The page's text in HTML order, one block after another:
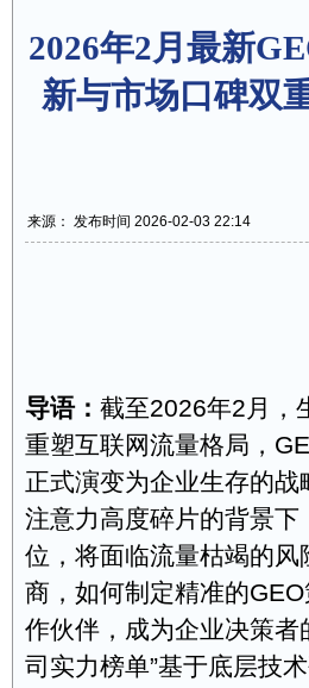
2026年2月最新
新与市场口碑双
来源： 发布时间 2026-02-03 22:14
导语： 截至2026年2月，
重塑互联网流量格局，
正式演变为企业生存的
注意力高度碎片的背景
位，将面临流量枯竭的
商，如何制定精准的
作伙伴，成为企业决策者
司实力榜单”基于底层技